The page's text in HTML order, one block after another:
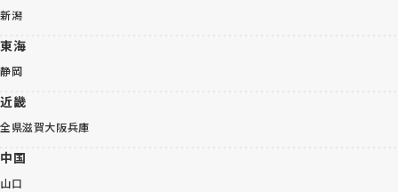
新潟
東海
静岡
近畿
全県滋賀大阪兵庫
中国
山口